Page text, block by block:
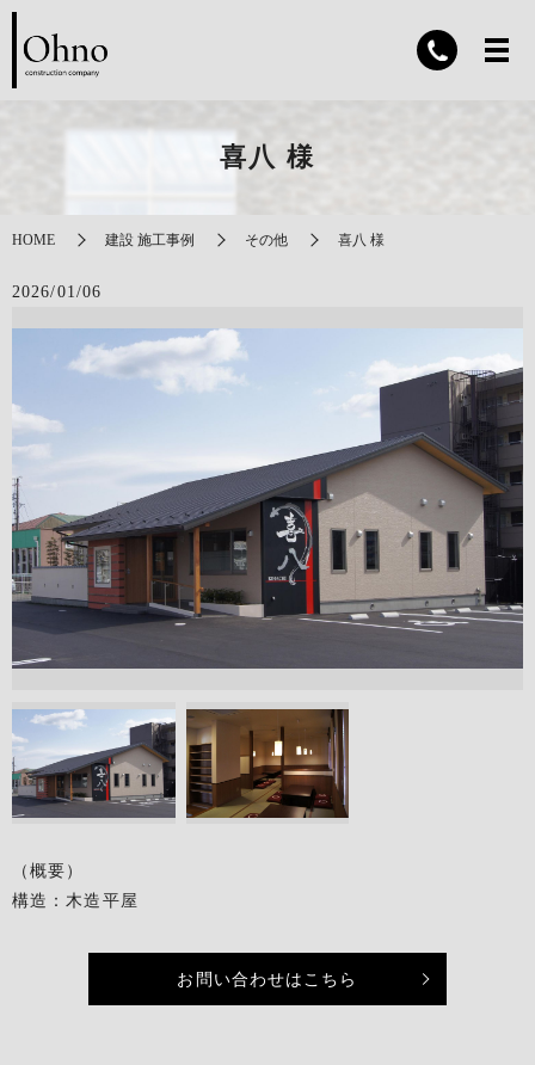
喜八 様
HOME 建設 施工事例 その他 喜八 様
2026/01/06
（概要）
構造：木造平屋
お問い合わせはこちら